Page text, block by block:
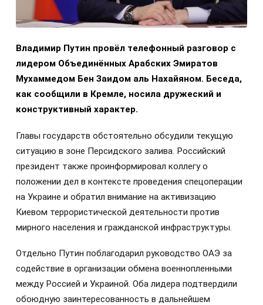
Владимир Путин провёл телефонный разговор с
лидером Объединённых Арабских Эмиратов
Мухаммедом Бен Заидом аль Нахайяном. Беседа,
как сообщили в Кремле, носила дружеский и
конструктивный характер.
Главы государств обстоятельно обсудили текущую
ситуацию в зоне Персидского залива. Российский
президент также проинформировал коллегу о
положении дел в контексте проведения спецоперации
на Украине и обратил внимание на активизацию
Киевом террористической деятельности против
мирного населения и гражданской инфраструктуры.
Отдельно Путин поблагодарил руководство ОАЭ за
содействие в организации обмена военнопленными
между Россией и Украиной. Оба лидера подтвердили
обоюдную заинтересованность в дальнейшем